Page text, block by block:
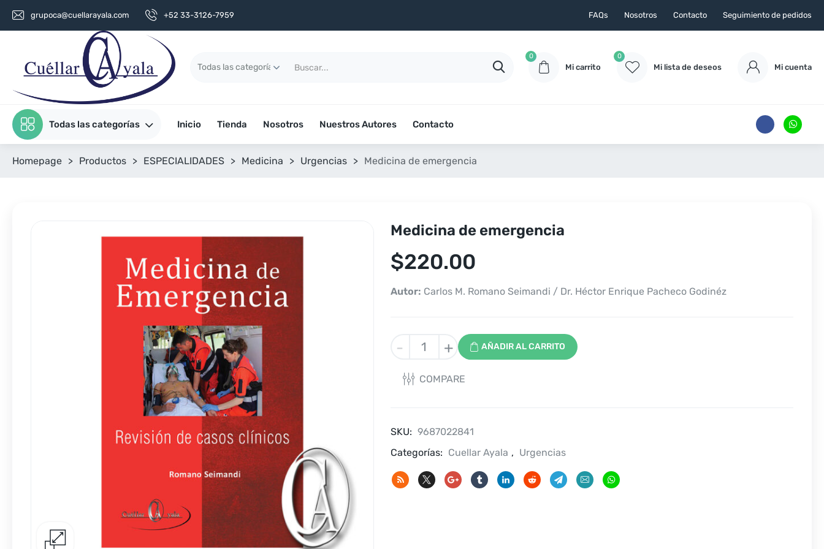
grupoca@cuellarayala.com +52 33-3126-7959 FAQs Nosotros Contacto Seguimiento de pedidos
0
Mi carrito
0
Mi lista de deseos Mi cuenta
Todas las categorías Inicio Tienda Nosotros Nuestros Autores Contacto
Homepage > Productos > ESPECIALIDADES > Medicina > Urgencias > Medicina de emergencia
Medicina de emergencia
$220.00
Autor: Carlos M. Romano Seimandi / Dr. Héctor Enrique Pacheco Godinéz
-
Medicina
emergencia
cantidad
+ AÑADIR AL CARRITO
COMPARE
SKU: 9687022841
Categorías: Cuellar Ayala , Urgencias